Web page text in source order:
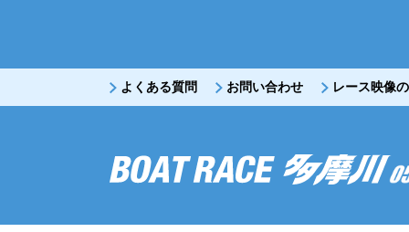
よくある質問 お問い合わせ レース映像